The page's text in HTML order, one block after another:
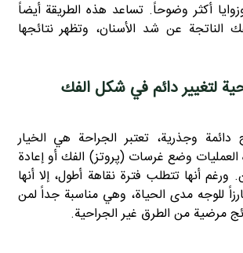
أكثر وضوحاً. تساعد هذه الطريقة أيضاً
الناتجة عن شد الأسنان، وتظهر نتائجها
لتغيير دائم في شكل الفك
دائمة وجذرية، تعتبر الجراحة هي الخيار
وضع غرسات (پروتز) الفك أو إعادة
أنها تتطلب فترة نقاهة أطول، إلا أنها
للوجه مدى الحياة، وهي مناسبة جداً لمن
مرضية من الطرق غير الجراحية.